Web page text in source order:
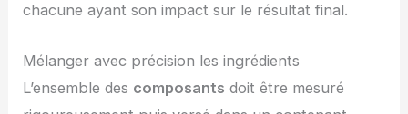
chacune ayant son impact sur le résultat final.
Mélanger avec précision les ingrédients
L’ensemble des composants doit être mesuré